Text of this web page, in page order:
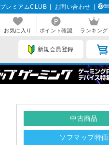
プレミアムCLUB お問い合わせ
お気に入り ポイント確認 ランキング
新規会員登録
中古商品
ソフマップ特価